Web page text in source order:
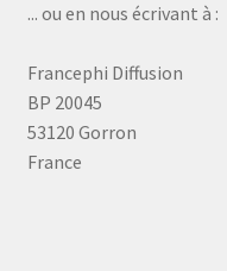
... ou en nous écrivant à :
Francephi Diffusion
BP 20045
53120 Gorron
France